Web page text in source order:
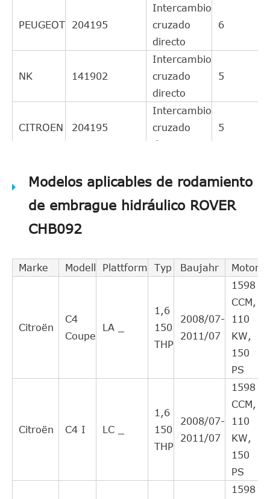
PEUGEOT 204195
Intercambio
cruzado
directo
6
NK 141902
Intercambio
cruzado
directo
5
CITROEN 204195
Intercambio
cruzado
directo
5
TEXTAR 53009800
cruzado
5
BORG &
BCS179
Intercambio
TRIPLE
Intercambio
TRIPLE
5H21G0208
Intercambio
cruzado
directo
1
Modelos aplicables de rodamiento
de embrague hidráulico ROVER
CHB092
Marke Modell Plattform Typ Baujahr Motor
Citroën
C4
Coupe
LA _
1,6
150
THP
2008/07-
2011/07
1598
CCM,
110
KW,
150
PS
Citroën C4 I LC _
1,6
150
THP
2008/07-
2011/07
1598
CCM,
110
KW,
150
PS
1598